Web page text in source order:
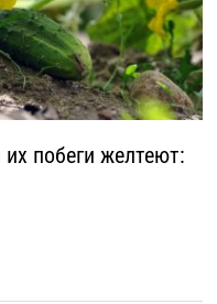
побеги желтеют: